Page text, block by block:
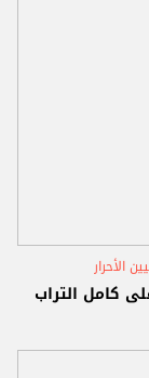
الأحرار
على كامل التراب